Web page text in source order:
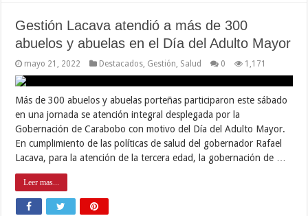
Gestión Lacava atendió a más de 300
abuelos y abuelas en el Día del Adulto Mayor
mayo 21, 2022 Destacados Gestión Salud 0 1,171
Más de 300 abuelos y abuelas porteñas participaron este sábado
en una jornada se atención integral desplegada por la
Gobernación de Carabobo con motivo del Día del Adulto Mayor.
En cumplimiento de las políticas de salud del gobernador Rafael
Lacava, para la atención de la tercera edad, la gobernación de …
Leer mas...